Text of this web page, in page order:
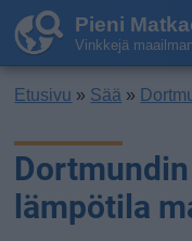
Pieni
Vinkkejä
Etusivu » Sää »
lämpötila